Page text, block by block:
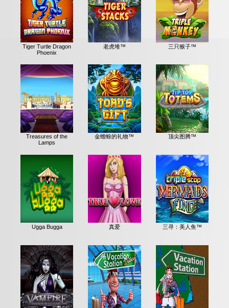
Tiger Turtle Dragon
Phoenix
老虎堆™ 三只猴子™
Treasures of the
Lamps
金蟾蜍的礼物™ 顶尖图腾™
Ugga Bugga 真爱 三寻：美人鱼™